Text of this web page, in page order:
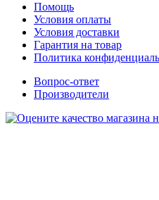
Помощь
Условия оплаты
Условия доставки
Гарантия на товар
Политика
Вопрос-ответ
Производители